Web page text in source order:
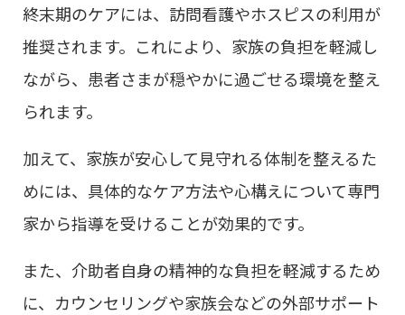
終末期のケアには、訪問看護やホスピスの利用が
推奨されます。これにより、家族の負担を軽減し
ながら、患者さまが穏やかに過ごせる環境を整え
られます。
加えて、家族が安心して見守れる体制を整えるた
めには、具体的なケア方法や心構えについて専門
家から指導を受けることが効果的です。
また、介助者自身の精神的な負担を軽減するため
に、カウンセリングや家族会などの外部サポート